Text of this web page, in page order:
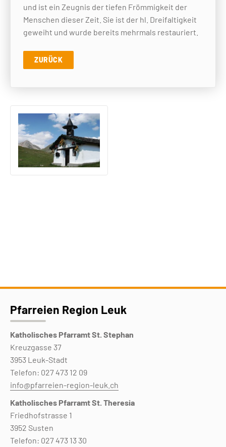
und ist ein Zeugnis der tiefen Frömmigkeit der
Menschen dieser Zeit. Sie ist der hl. Dreifaltigkeit
geweiht und wurde bereits mehrmals restauriert.
ZURÜCK
Pfarreien Region Leuk
Katholisches Pfarramt St. Stephan
Kreuzgasse 37
3953 Leuk-Stadt
Telefon: 027 473 12 09
info@pfarreien-region-leuk.ch
Katholisches Pfarramt St. Theresia
Friedhofstrasse 1
3952 Susten
Telefon: 027 473 13 30